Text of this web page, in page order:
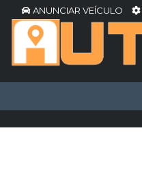
ANUNCIAR VEÍCULO